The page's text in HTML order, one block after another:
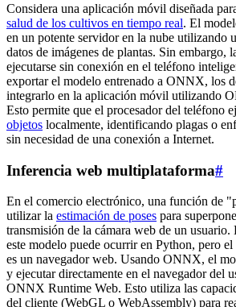
Considera una aplicación móvil diseñada
salud de los cultivos en tiempo real. El
en un potente servidor en la nube utilizando
datos de imágenes de plantas. Sin embargo,
ejecutarse sin conexión en el teléfono
exportar el modelo entrenado a ONNX, los
integrarlo en la aplicación móvil utilizando
Esto permite que el procesador del teléfono
objetos localmente, identificando plagas o
sin necesidad de una conexión a Internet.
Inferencia web multiplataforma#
En el comercio electrónico, una función de
utilizar la estimación de poses para
transmisión de la cámara web de un usuario.
este modelo puede ocurrir en Python, pero
es un navegador web. Usando ONNX, el
y ejecutar directamente en el navegador del
ONNX Runtime Web. Esto utiliza las
del cliente (WebGL o WebAssembly) para